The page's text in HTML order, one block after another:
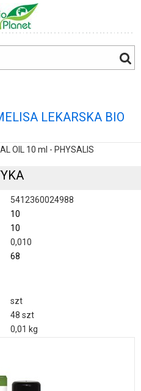
LEKARSKA BIO
OIL 10 ml - PHYSALIS
5412360024988
10
10
0,010
68
szt
48 szt
0,01 kg